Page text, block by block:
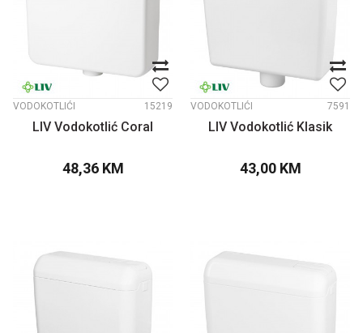
VODOKOTLIĆI 15219
LIV Vodokotlić Coral
48,36 KM
VODOKOTLIĆI 7591
LIV Vodokotlić Klasik
43,00 KM